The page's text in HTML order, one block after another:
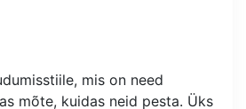
mis on need
mõte, kuidas neid pesta. Üks